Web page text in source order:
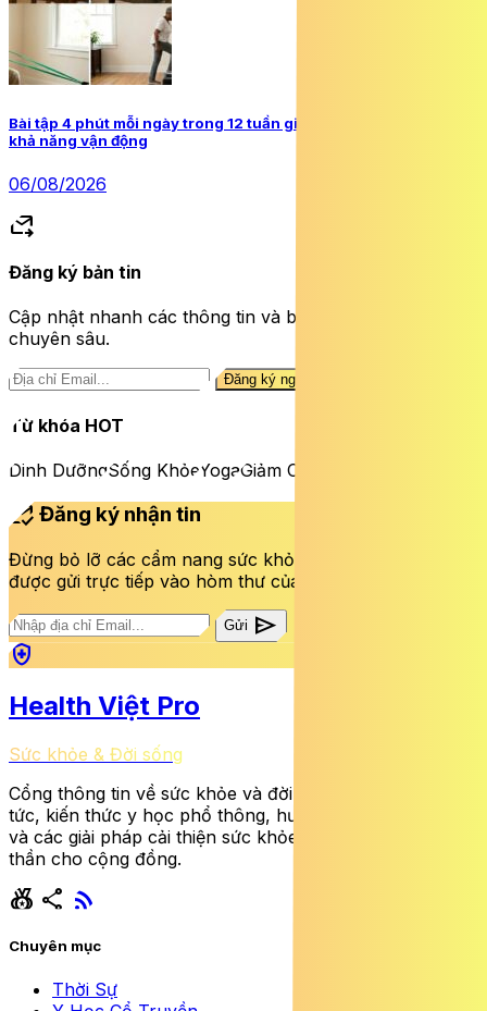
Bài tập 4 phút mỗi ngày trong 12 tuần giúp người cao tuổi tăng
khả năng vận động
06/08/2026
forward_to_inbox
Đăng ký bản tin
Cập nhật nhanh các thông tin và bài viết sức khỏe
chuyên sâu.
Đăng ký ngay
Từ khóa HOT
Dinh DưỡngSống KhỏeYogaGiảm Cân
mark_email_read Đăng ký nhận tin
Đừng bỏ lỡ các cẩm nang sức khỏe và bài viết mới nhất
được gửi trực tiếp vào hòm thư của bạn mỗi tuần.
Gửi send
health_and_safety
Health Việt Pro
Sức khỏe & Đời sống
Cổng thông tin về sức khỏe và đời sống cung cấp tin
tức, kiến thức y học phổ thông, hướng dẫn dinh dưỡng
và các giải pháp cải thiện sức khỏe thể chất lẫn tinh
thần cho cộng đồng.
social_leaderboard share rss_feed
Chuyên mục
Thời Sự